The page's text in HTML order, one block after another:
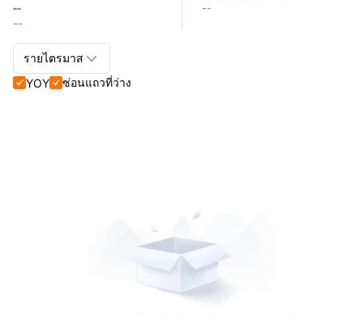
--
--
--
รายไตรมาส 
YOY ซ่อนแถวที่ว่าง